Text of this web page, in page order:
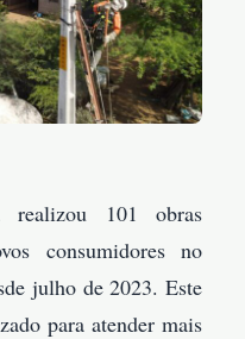
101 obras
consumidores no
julho de 2023. Este
para atender mais